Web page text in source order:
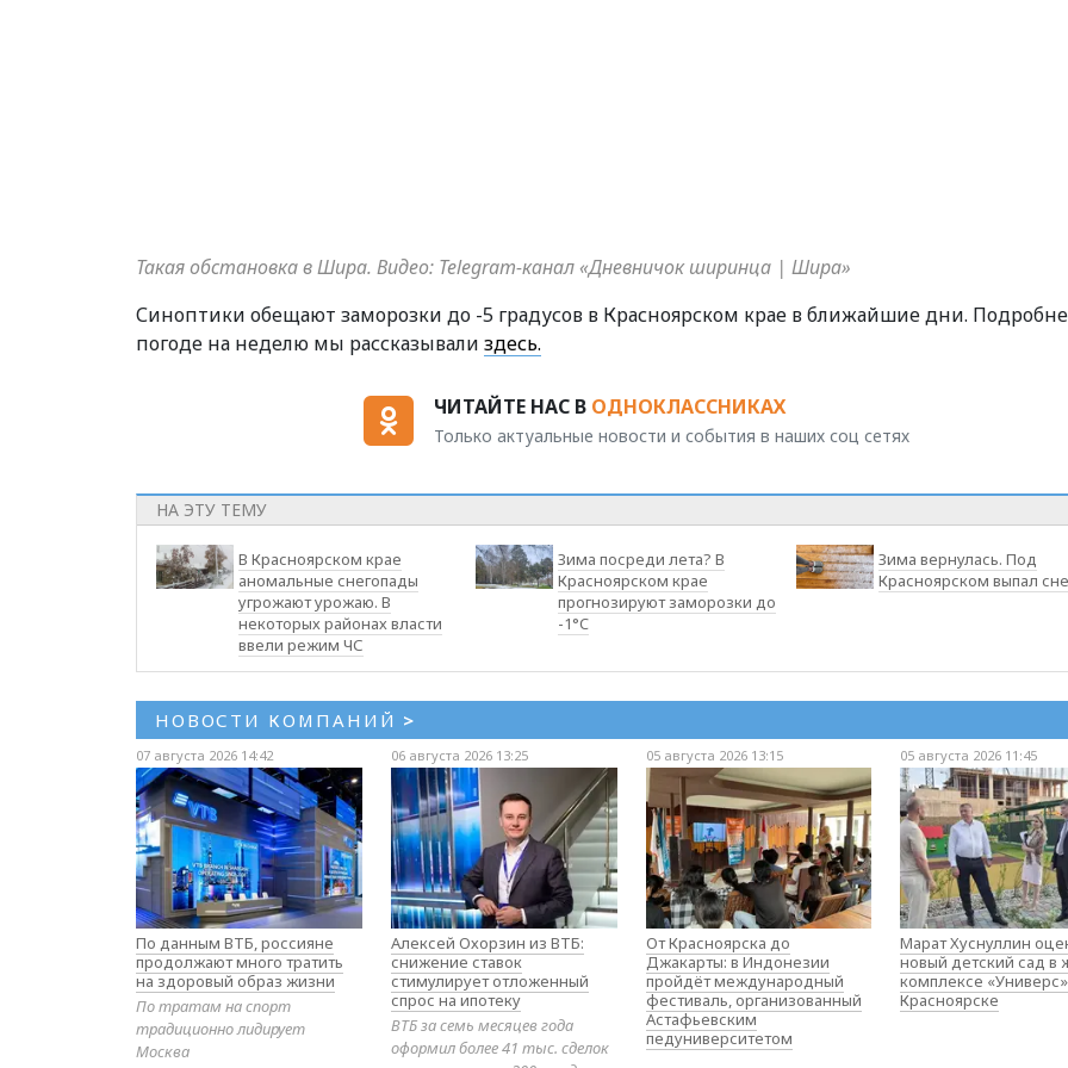
Такая обстановка в Шира. Видео: Telegram-канал «Дневничок ширинца | Шира»
Синоптики обещают заморозки до -5 градусов в Красноярском крае в ближайшие дни.
погоде на неделю мы рассказывали здесь.
ЧИТАЙТЕ НАС В ОДНОКЛАССНИКАХ
Только актуальные новости и события в наших соц сетях
НА ЭТУ ТЕМУ
В Красноярском крае
аномальные снегопады
угрожают урожаю. В
некоторых районах власти
ввели режим ЧС
Зима посреди лета? В
Красноярском крае
прогнозируют заморозки до
-1°C
Зима вернулась. Под
Красноярском выпал
НОВОСТИ КОМПАНИЙ >
07 августа 2026 14:42
По данным ВТБ, россияне
продолжают много тратить
на здоровый образ жизни
По тратам на спорт
традиционно лидирует
Москва
06 августа 2026 13:25
Алексей Охорзин из ВТБ:
снижение ставок
стимулирует отложенный
спрос на ипотеку
ВТБ за семь месяцев года
оформил более 41 тыс. сделок
05 августа 2026 13:15
От Красноярска до
Джакарты: в Индонезии
пройдёт международный
фестиваль, организованный
Астафьевским
педуниверситетом
05 августа 2026 11:45
Марат Хуснуллин
новый детский сад в
комплексе
Красноярске